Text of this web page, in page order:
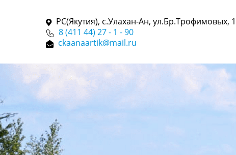
РС(Якутия), с.Улахан-Ан, ул.Бр.Трофимовых, 1
8 (411 44) 27 - 1 - 90
ckaanaartik@mail.ru